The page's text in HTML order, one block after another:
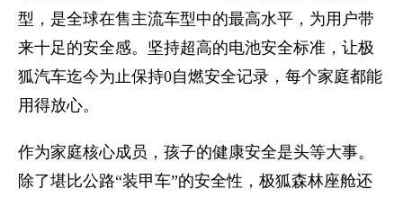
型，是全球在售主流车型中的最高水平，为用户带
来十足的安全感。坚持超高的电池安全标准，让极
狐汽车迄今为止保持0自燃安全记录，每个家庭都能
用得放心。
作为家庭核心成员，孩子的健康安全是头等大事。
除了堪比公路“装甲车”的安全性，极狐森林座舱还